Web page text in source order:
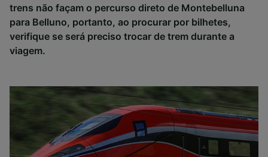
trens não façam o percurso direto de Montebelluna
para Belluno, portanto, ao procurar por bilhetes,
verifique se será preciso trocar de trem durante a
viagem.